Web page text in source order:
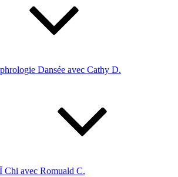
Dansée avec Cathy D.
Chi avec Romuald C.